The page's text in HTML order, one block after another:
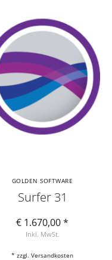
GOLDEN SOFTWARE
Surfer 31
€ 1.670,00 *
Inkl. MwSt.
* zzgl. Versandkosten